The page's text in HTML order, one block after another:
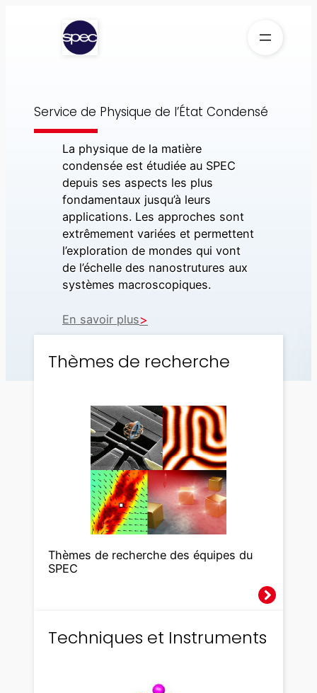
Service de Physique de l’État Condensé
La physique de la matière
condensée est étudiée au SPEC
depuis ses aspects les plus
fondamentaux jusqu’à leurs
applications. Les approches sont
extrêmement variées et permettent
l’exploration de mondes qui vont
de l’échelle des nanostrutures aux
systèmes macroscopiques.
En savoir plus
Thèmes de recherche
Thèmes de recherche des équipes du
SPEC
Techniques et Instruments